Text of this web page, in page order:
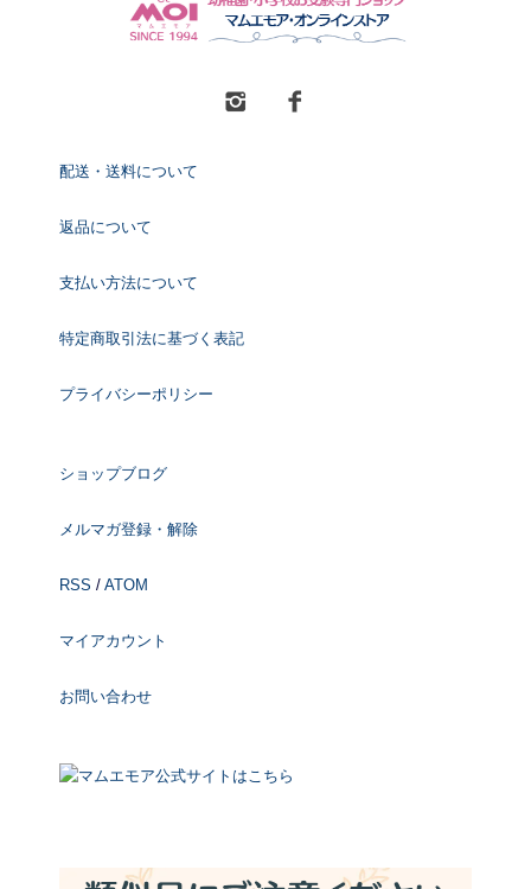
配送・送料について
返品について
支払い方法について
特定商取引法に基づく表記
プライバシーポリシー
ショップブログ
メルマガ登録・解除
RSS / ATOM
マイアカウント
お問い合わせ
マムエモア公式サイトはこちら